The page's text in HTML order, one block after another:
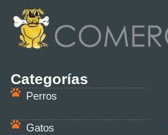
Categorías
Perros
Gatos